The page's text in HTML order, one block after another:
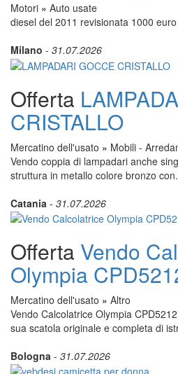
Motori » Auto usate
diesel del 2011 revisionata 1000 euro
Milano - 31.07.2026
Offerta
CRISTALLO
Mercatino dell'usato » Mobili -
Vendo coppia di lampadari anche
struttura in metallo colore bronzo
Catania - 31.07.2026
Offerta Vendo
Olympia
Mercatino dell'usato » Altro
Vendo Calcolatrice Olympia
sua scatola originale e completa di
Bologna - 31.07.2026